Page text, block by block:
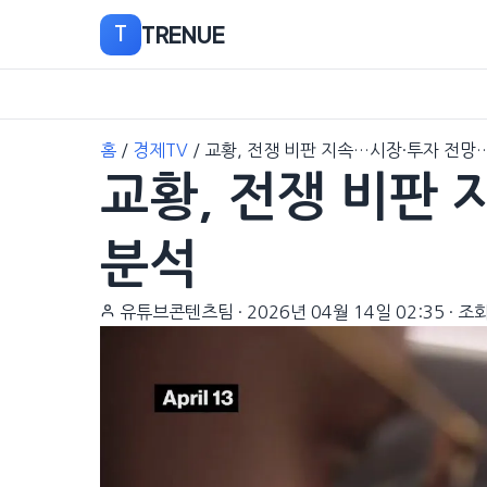
T TRENUE
홈 / 경제TV / 교황, 전쟁 비판 지속…시장·투자 전망
교황, 전쟁 비판
분석
유튜브콘텐츠팀 · 2026년 04월 14일 02:35 · 조